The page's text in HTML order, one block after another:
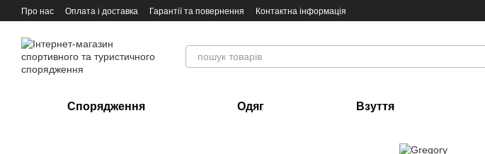
Перейти до основного контенту
Про нас Оплата і доставка Гарантії та повернення Контактна інформація
Спорядження Одяг Взуття